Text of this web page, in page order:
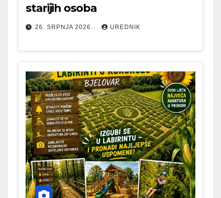
starijih osoba
26. SRPNJA 2026. UREDNIK